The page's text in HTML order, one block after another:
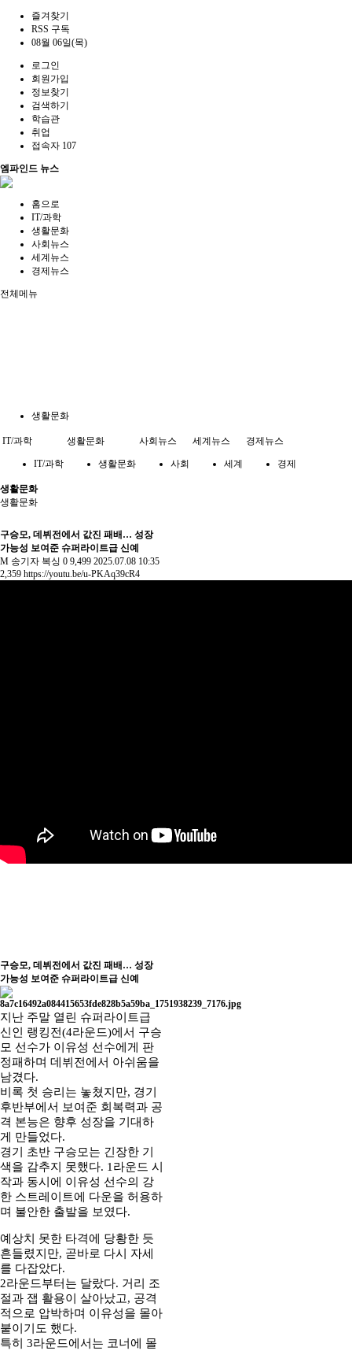
즐겨찾기
RSS 구독
08월 06일(목)
로그인
회원가입
정보찾기
검색하기
학습관
취업
접속자 107
엠파인드 뉴스
홈으로
IT/과학
생활문화
사회뉴스
세계뉴스
경제뉴스
전체메뉴
생활문화
IT/과학
IT/과학
생활문화
생활문화
사회뉴스
사회
세계뉴스
세계
경제뉴스
경제
생활문화
생활문화
구승모, 데뷔전에서 값진 패배… 성장
가능성 보여준 슈퍼라이트급 신예
M 송기자 복싱 0 9,499 2025.07.08 10:35
2,359 https://youtu.be/u-PKAq39cR4
구승모, 데뷔전에서 값진 패배… 성장
가능성 보여준 슈퍼라이트급 신예
지난 주말 열린 슈퍼라이트급
신인 랭킹전(4라운드)에서 구승
모 선수가 이유성 선수에게 판
정패하며 데뷔전에서 아쉬움을
남겼다.
비록 첫 승리는 놓쳤지만, 경기
후반부에서 보여준 회복력과 공
격 본능은 향후 성장을 기대하
게 만들었다.
경기 초반 구승모는 긴장한 기
색을 감추지 못했다. 1라운드 시
작과 동시에 이유성 선수의 강
한 스트레이트에 다운을 허용하
며 불안한 출발을 보였다.
예상치 못한 타격에 당황한 듯
흔들렸지만, 곧바로 다시 자세
를 다잡았다.
2라운드부터는 달랐다. 거리 조
절과 잽 활용이 살아났고, 공격
적으로 압박하며 이유성을 몰아
붙이기도 했다.
특히 3라운드에서는 코너에 몰